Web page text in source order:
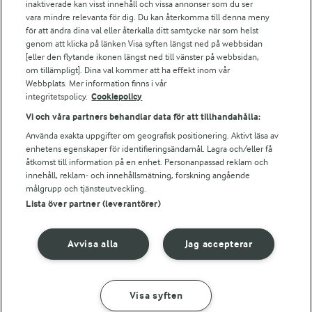
Arla webbshop
Bildbank
Följ oss
© 2026 Arla Foods
Integritetspolicy
inaktiverade kan visst innehåll och vissa annonser som du ser
vara mindre relevanta för dig. Du kan återkomma till denna meny
för att ändra dina val eller återkalla ditt samtycke när som helst
genom att klicka på länken Visa syften längst ned på webbsidan
[eller den flytande ikonen längst ned till vänster på webbsidan,
om tillämpligt]. Dina val kommer att ha effekt inom vår
Webbplats. Mer information finns i vår
integritetspolicy. Cookiepolicy
Vi och våra partners behandlar data för att tillhandahålla:
Använda exakta uppgifter om geografisk positionering. Aktivt läsa av
enhetens egenskaper för identifieringsändamål. Lagra och/eller få
åtkomst till information på en enhet. Personanpassad reklam och
innehåll, reklam- och innehållsmätning, forskning angående
målgrupp och tjänsteutveckling.
Lista över partner (leverantörer)
Jag accepterar
Avvisa alla
Visa syften